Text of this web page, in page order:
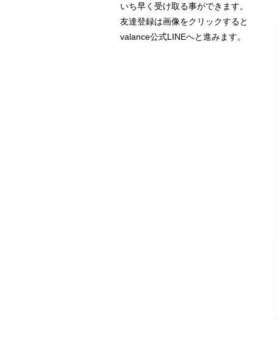
いち早く受け取る事ができます。
友達登録は画像をクリックすると
valance公式LINEへと進みます。